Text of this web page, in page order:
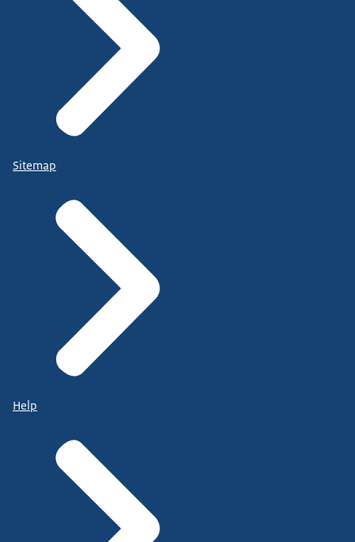
Sitemap
Help